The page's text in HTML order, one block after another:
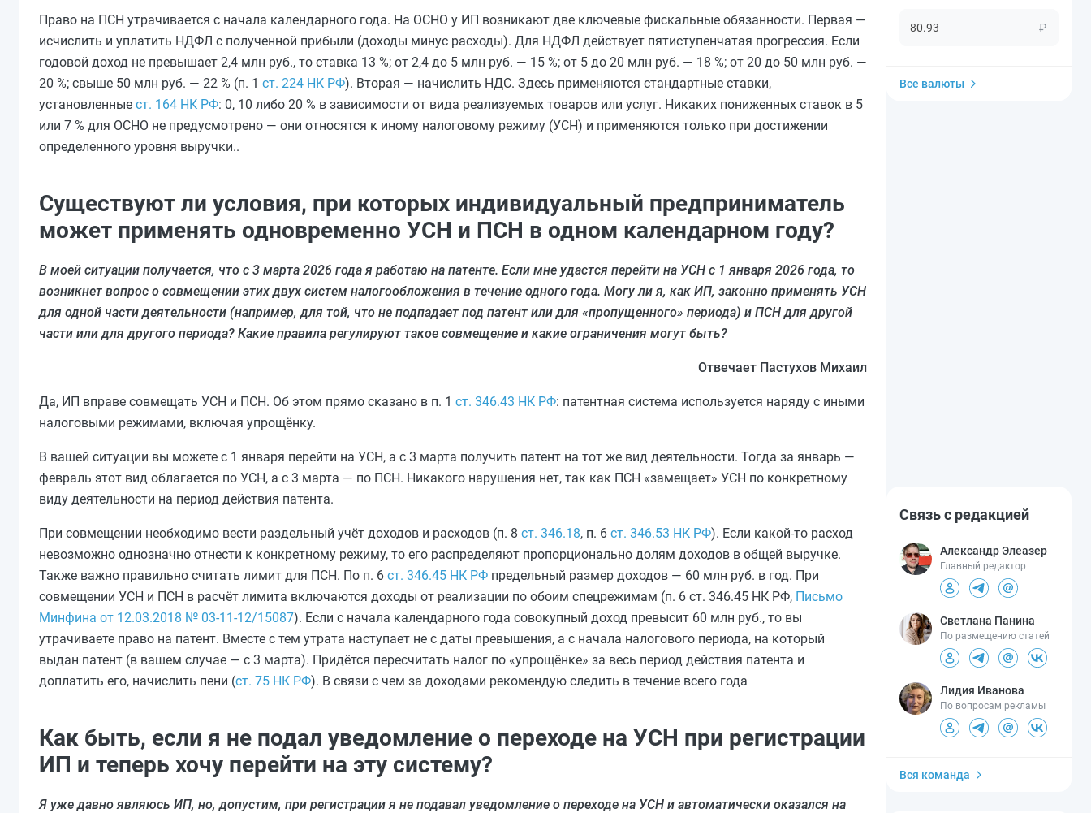
Право на ПСН утрачивается с начала календарного года. На ОСНО у ИП возникают две ключевые фискальные обязанности. Первая —
исчислить и уплатить НДФЛ с полученной прибыли (доходы минус расходы). Для НДФЛ действует пятиступенчатая прогрессия. Если
годовой доход не превышает 2,4 млн руб., то ставка 13 %; от 2,4 до 5 млн руб. — 15 %; от 5 до 20 млн руб. — 18 %; от 20 до 50 млн руб. —
20 %; свыше 50 млн руб. — 22 % (п. 1 ст. 224 НК РФ). Вторая — начислить НДС. Здесь применяются стандартные ставки,
установленные ст. 164 НК РФ: 0, 10 либо 20 % в зависимости от вида реализуемых товаров или услуг. Никаких пониженных ставок в 5
или 7 % для ОСНО не предусмотрено — они относятся к иному налоговому режиму (УСН) и применяются только при достижении
определенного уровня выручки..
Существуют ли условия, при которых индивидуальный предприниматель
может применять одновременно УСН и ПСН в одном календарном году?
В моей ситуации получается, что с 3 марта 2026 года я работаю на патенте. Если мне удастся перейти на УСН с 1 января 2026 года, то
возникнет вопрос о совмещении этих двух систем налогообложения в течение одного года. Могу ли я, как ИП, законно применять УСН
для одной части деятельности (например, для той, что не подпадает под патент или для «пропущенного» периода) и ПСН для другой
части или для другого периода? Какие правила регулируют такое совмещение и какие ограничения могут быть?
Отвечает Пастухов Михаил
Да, ИП вправе совмещать УСН и ПСН. Об этом прямо сказано в п. 1 ст. 346.43 НК РФ: патентная система используется наряду с иными
налоговыми режимами, включая упрощёнку.
В вашей ситуации вы можете с 1 января перейти на УСН, а с 3 марта получить патент на тот же вид деятельности. Тогда за январь —
февраль этот вид облагается по УСН, а с 3 марта — по ПСН. Никакого нарушения нет, так как ПСН «замещает» УСН по конкретному
виду деятельности на период действия патента.
При совмещении необходимо вести раздельный учёт доходов и расходов (п. 8 ст. 346.18, п. 6 ст. 346.53 НК РФ). Если какой-то расход
невозможно однозначно отнести к конкретному режиму, то его распределяют пропорционально долям доходов в общей выручке.
Также важно правильно считать лимит для ПСН. По п. 6 ст. 346.45 НК РФ предельный размер доходов — 60 млн руб. в год. При
совмещении УСН и ПСН в расчёт лимита включаются доходы от реализации по обоим спецрежимам (п. 6 ст. 346.45 НК РФ, Письмо
Минфина от 12.03.2018 № 03-11-12/15087). Если с начала календарного года совокупный доход превысит 60 млн руб., то вы
утрачиваете право на патент. Вместе с тем утрата наступает не с даты превышения, а с начала налогового периода, на который
выдан патент (в вашем случае — с 3 марта). Придётся пересчитать налог по «упрощёнке» за весь период действия патента и
доплатить его, начислить пени (ст. 75 НК РФ). В связи с чем за доходами рекомендую следить в течение всего года
Как быть, если я не подал уведомление о переходе на УСН при регистрации
ИП и теперь хочу перейти на эту систему?
Я уже давно являюсь ИП, но, допустим, при регистрации я не подавал уведомление о переходе на УСН и автоматически оказался на
₽
Все валюты
Связь с редакцией
Александр Элеазер
Главный редактор
Светлана Панина
По размещению статей
Лидия Иванова
По вопросам рекламы
Вся команда